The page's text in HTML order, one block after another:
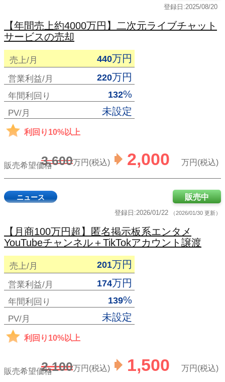
登録日:2025/08/20
【年間売上約4000万円】二次元ライブチャット
サービスの売却
売上/月 440万円
営業利益/月 220万円
年間利回り 132%
PV/月 未設定
利回り10%以上
販売希望価格3,600万円(税込) 2,000 万円(税込)
ニュース
登録日:2026/01/22 （2026/01/30 更新）
販売中
【月商100万円超】匿名掲示板系エンタメ
YouTubeチャンネル＋TikTokアカウント譲渡
売上/月 201万円
営業利益/月 174万円
年間利回り 139%
PV/月 未設定
利回り10%以上
販売希望価格2,100万円(税込) 1,500 万円(税込)